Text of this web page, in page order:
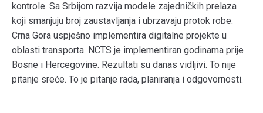
kontrole. Sa Srbijom razvija modele zajedničkih prelaza
koji smanjuju broj zaustavljanja i ubrzavaju protok robe.
Crna Gora uspješno implementira digitalne projekte u
oblasti transporta. NCTS je implementiran godinama prije
Bosne i Hercegovine. Rezultati su danas vidljivi. To nije
pitanje sreće. To je pitanje rada, planiranja i odgovornosti.